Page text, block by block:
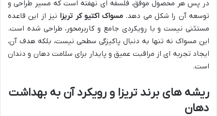
در پس هر محصول موفق، فلسفه ای نهفته است که مسیر طراحی و
توسعه آن را شکل می دهد. مسواک اکتیو کر تریزا نیز از این قاعده
مستثنی نیست و با رویکردی جامع و کاربرمحور، طراحی شده است.
این مسواک نه تنها به دنبال پاکیزگی سطحی نیست، بلکه هدف آن،
ایجاد تجربه ای از مراقبت عمیق و پایدار برای سلامت دهان و دندان
است.
ریشه های برند تریزا و رویکرد آن به بهداشت
دهان